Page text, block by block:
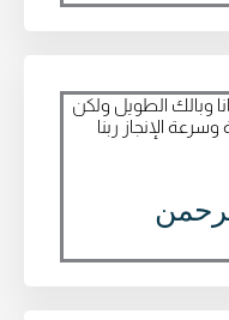
الطويل ولكن
الإنجاز ربنا